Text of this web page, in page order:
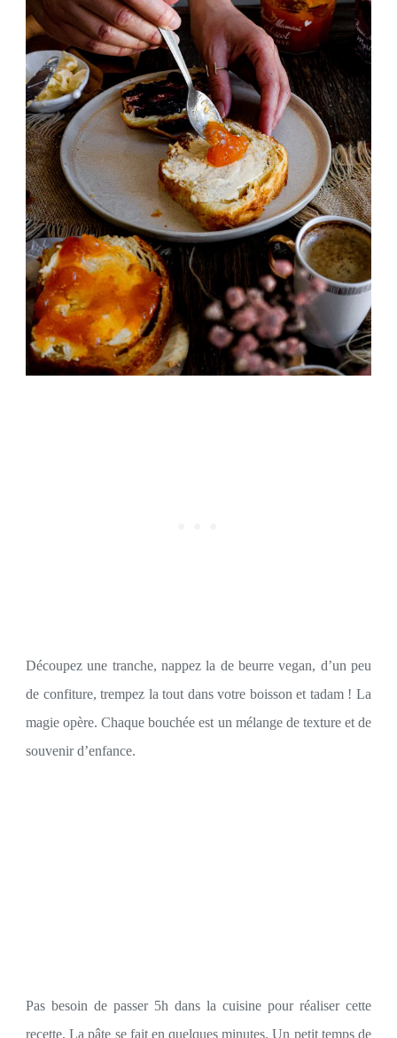
Découpez une tranche, nappez la de beurre vegan, d’un peu
de confiture, trempez la tout dans votre boisson et tadam ! La
magie opère. Chaque bouchée est un mélange de texture et de
souvenir d’enfance.
Pas besoin de passer 5h dans la cuisine pour réaliser cette
recette. La pâte se fait en quelques minutes. Un petit temps de